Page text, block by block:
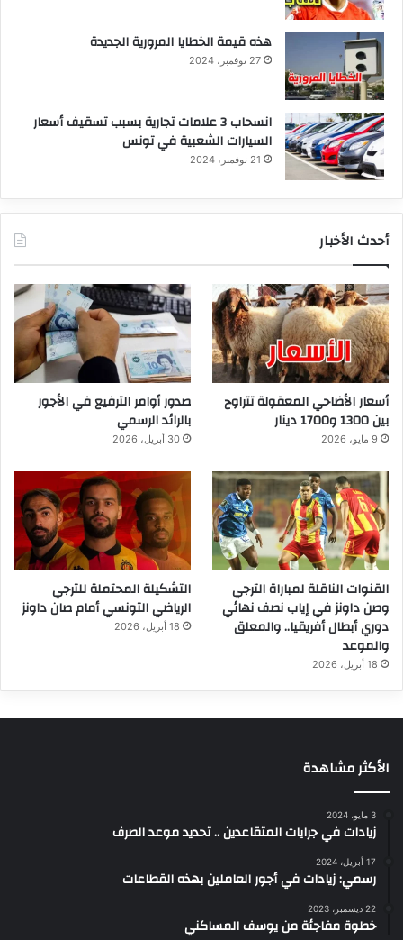
هذه قيمة الخطايا المرورية الجديدة
27 نوفمبر، 2024
انسحاب 3 علامات تجارية بسبب تسقيف أسعار
السيارات الشعبية في تونس
21 نوفمبر، 2024
أحدث الأخبار
أسعار الأضاحي المعقولة تتراوح
بين 1300 و1700 دينار
9 مايو، 2026
صدور أوامر الترفيع في الأجور
بالرائد الرسمي
30 أبريل، 2026
القنوات الناقلة لمباراة الترجي
وصن داونز في إياب نصف نهائي
دوري أبطال أفريقيا.. والمعلق
والموعد
18 أبريل، 2026
التشكيلة المحتملة للترجي
الرياضي التونسي أمام صان داونز
18 أبريل، 2026
الأكثر مشاهدة
3 مايو، 2024
زيادات في جرايات المتقاعدين .. تحديد موعد الصرف
17 أبريل، 2024
رسمي: زيادات في أجور العاملين بهذه القطاعات
22 ديسمبر، 2023
خطوة مفاجئة من يوسف المساكني